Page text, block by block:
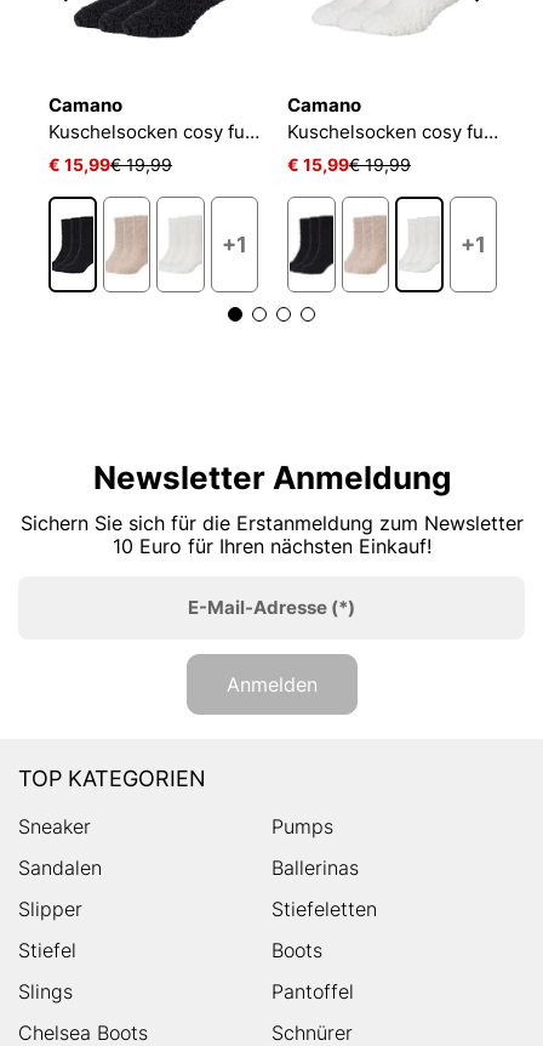
Camano
Kuschelsocken cosy fuzzy
€ 15,99€ 19,99
+1
Camano
Kuschelsocken cosy fuzzy
€ 15,99€ 19,99
+1
Newsletter Anmeldung
Sichern Sie sich für die Erstanmeldung zum Newsletter
10 Euro für Ihren nächsten Einkauf!
E-Mail-Adresse (*)
Anmelden
TOP KATEGORIEN
Sneaker
Pumps
Sandalen
Ballerinas
Slipper
Stiefeletten
Stiefel
Boots
Slings
Pantoffel
Chelsea Boots
Schnürer